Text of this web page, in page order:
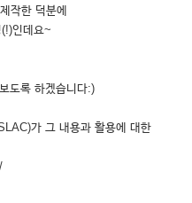
작한 덕분에
인데요~
도록 하겠습니다:)
가 그 내용과 활용에 대한